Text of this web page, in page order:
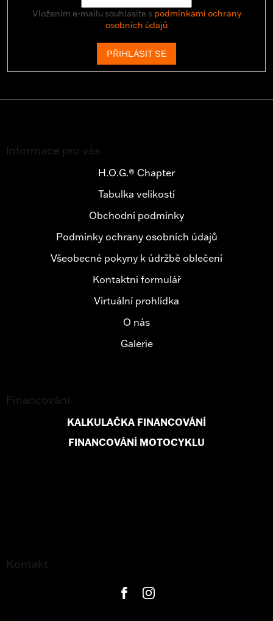
Vložením e-mailu souhlasíte s podmínkami ochrany
osobních údajů
PŘIHLÁSIT SE
Kontakt
Informace pro vás
H.O.G.® Chapter
Tabulka velikostí
Obchodní podmínky
Podmínky ochrany osobních údajů
Všeobecné pokyny k údržbě oblečení
Kontaktní formulář
Virtuální prohlídka
O nás
Galerie
Financování
KALKULAČKA FINANCOVÁNÍ
FINANCOVÁNÍ MOTOCYKLU